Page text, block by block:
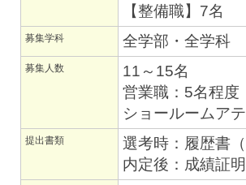
【整備職】7名
募集学科 全学部・全学科
募集人数
11～15名
営業職：5名程度
ショールームア
提出書類
選考時：履歴書
内定後：成績証